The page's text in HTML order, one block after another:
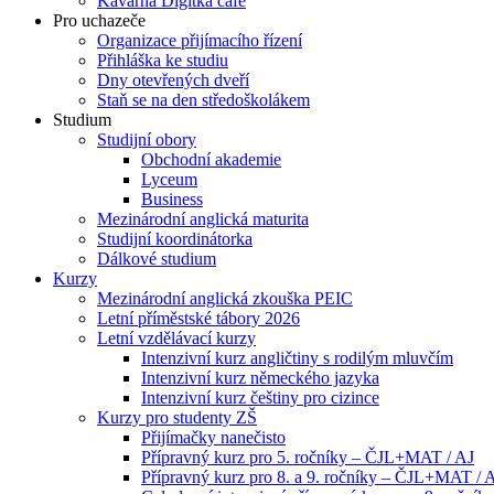
Pro uchazeče
Organizace přijímacího řízení
Přihláška ke studiu
Dny otevřených dveří
Staň se na den středoškolákem
Studium
Studijní obory
Obchodní akademie
Lyceum
Business
Mezinárodní anglická maturita
Studijní koordinátorka
Dálkové studium
Kurzy
Mezinárodní anglická zkouška PEIC
Letní příměstské tábory 2026
Letní vzdělávací kurzy
Intenzivní kurz angličtiny s rodilým mluvčím
Intenzivní kurz německého jazyka
Intenzivní kurz češtiny pro cizince
Kurzy pro studenty ZŠ
Přijímačky nanečisto
Přípravný kurz pro 5. ročníky – ČJL+MAT / AJ
Přípravný kurz pro 8. a 9. ročníky – ČJL+MAT /